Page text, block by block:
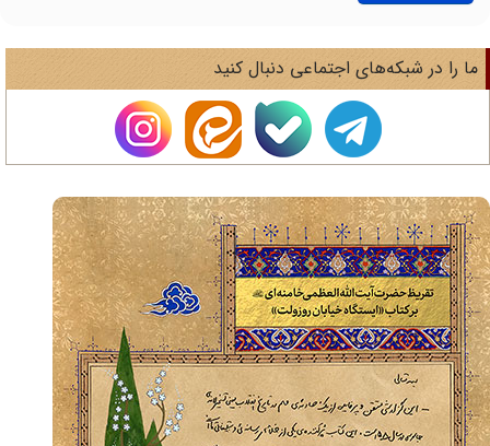
را در شبکه‌های اجتماعی دنبال کنید